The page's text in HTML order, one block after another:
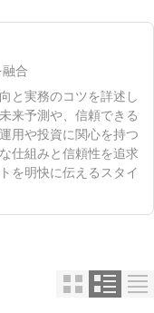
合
と実務のコツを詳述し
来予測や、信頼できる
用や投資に関心を持つ
仕組みと信頼性を追求
を明快に伝えるスタイ